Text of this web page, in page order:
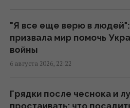
"Древний" римский театр,
чреди туристов,
20:49 четверг, 06 августа 2026
означают
20:45 четверг, 06 августа 2026
"Я все еще верю в
призвала мир помочь
войны
6 августа 2026, 22:22
Грядки после чеснока и
простаивать: что